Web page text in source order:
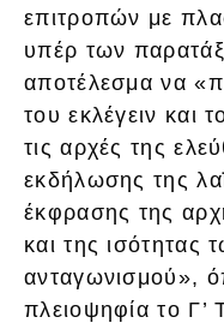
επιτροπών με
υπέρ των
αποτέλεσμα να
του εκλέγειν και
τις αρχές της
εκδήλωσης της
έκφρασης της
και της ισότητας
ανταγωνισμού»,
πλειοψηφία το